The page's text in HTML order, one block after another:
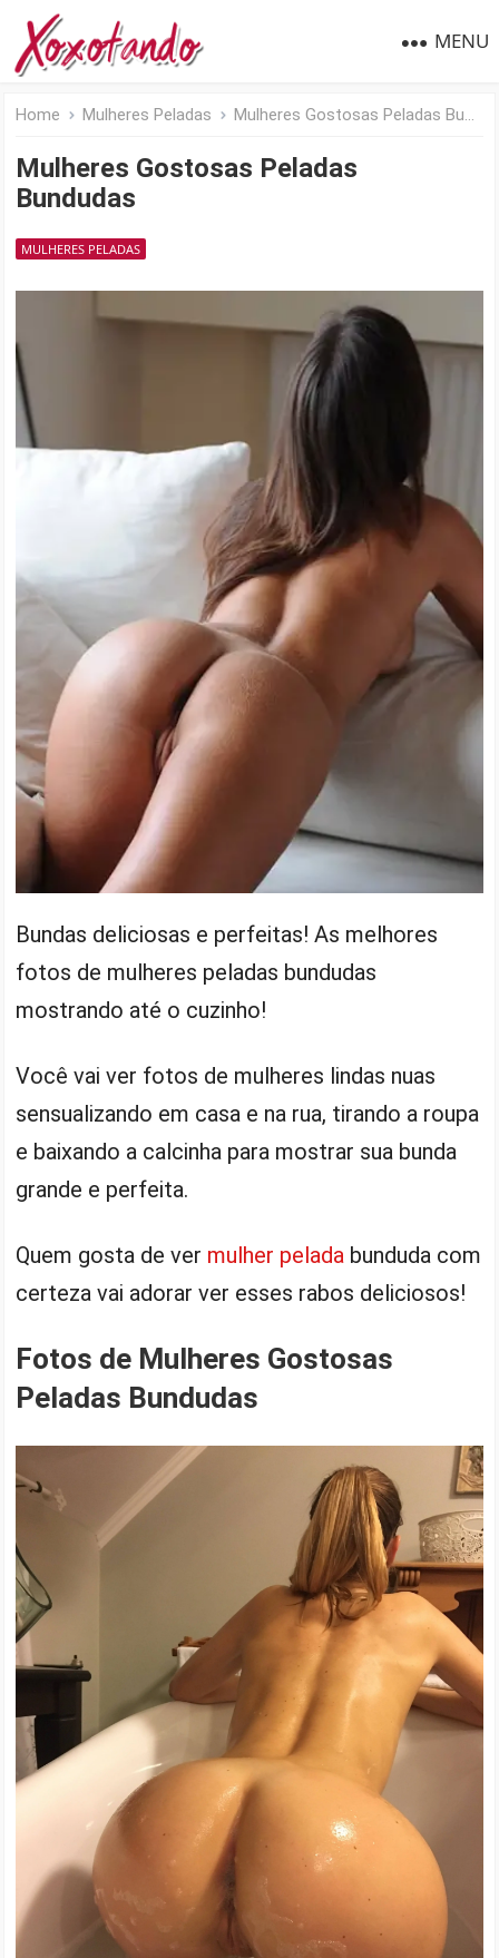
MENU
Home Mulheres Peladas Mulheres Gostosas Peladas Bundudas
Mulheres Gostosas Peladas
Bundudas
MULHERES PELADAS
Bundas deliciosas e perfeitas! As melhores
fotos de mulheres peladas bundudas
mostrando até o cuzinho!
Você vai ver fotos de mulheres lindas nuas
sensualizando em casa e na rua, tirando a roupa
e baixando a calcinha para mostrar sua bunda
grande e perfeita.
Quem gosta de ver mulher pelada bunduda com
certeza vai adorar ver esses rabos deliciosos!
Fotos de Mulheres Gostosas
Peladas Bundudas